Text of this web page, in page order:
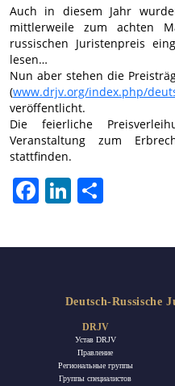
Auch in diesem Jahr
mittlerweile zum achten
russischen Juristenpreis
lesen…
Nun aber stehen die
(www.drjv.org/index.php/
veröffentlicht.
Die feierliche
Veranstaltung zum
stattfinden.
FacebookLinkedIn
Deutsch-Russische
DRJV
Устав DRJV
Правление
Региональные группы
Группы специалистов